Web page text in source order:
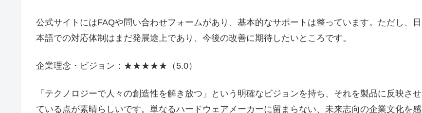
公式サイトにはFAQや問い合わせフォームがあり、基本的なサポートは整っています。ただし、日
本語での対応体制はまだ発展途上であり、今後の改善に期待したいところです。
企業理念・ビジョン：★★★★★（5.0）
「テクノロジーで人々の創造性を解き放つ」という明確なビジョンを持ち、それを製品に反映させ
ている点が素晴らしいです。単なるハードウェアメーカーに留まらない、未来志向の企業文化を感